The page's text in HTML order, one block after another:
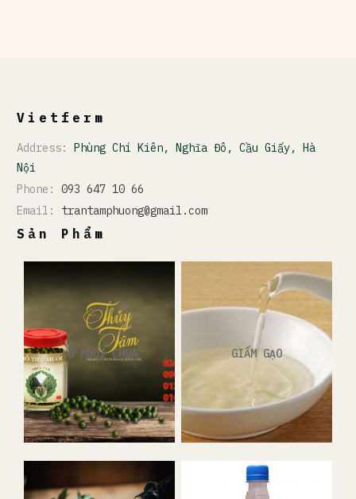
Vietferm
Address: Phùng Chí Kiên, Nghĩa Đô, Cầu Giấy, Hà
Nội
Phone: 093 647 10 66
Email: trantamphuong@gmail.com
Sản Phẩm
ĐỒ MUỐI CHUA GIẤM GẠO